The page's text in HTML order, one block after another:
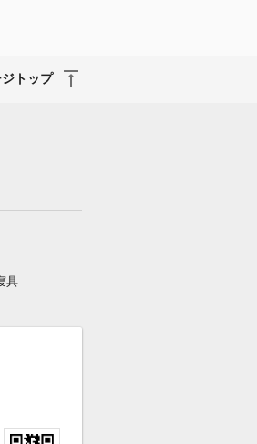
トップ
具